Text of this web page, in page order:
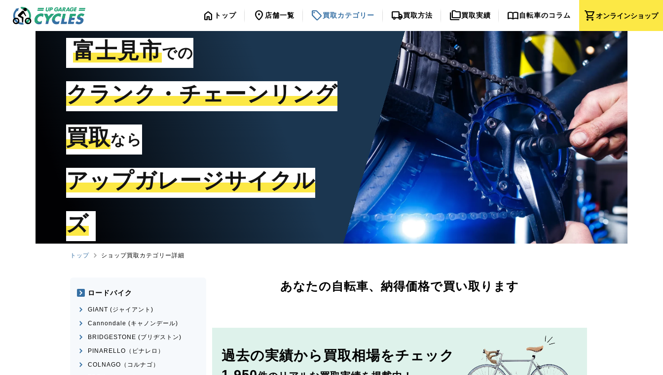
shopping_cartオンラインショップ
home トップ location_on 店舗一覧 sell買取カテゴリー local_shipping買取方法 folder_copy買取実績 import_contacts自転車のコラム
富士見市での
クランク・チェーンリング
買取なら
アップガレージサイクル
ズ
トップ ショップ買取カテゴリー詳細
あなたの自転車、 納得価格で買い取ります
過去の実績から 買取相場をチェック
ロードバイク
GIANT (ジャイアント)
Cannondale (キャノンデール)
BRIDGESTONE (ブリヂストン)
PINARELLO（ピナレロ）
COLNAGO（コルナゴ）